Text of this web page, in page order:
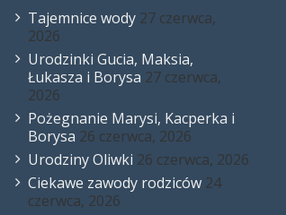
Tajemnice wody 27 czerwca,
2026
Urodzinki Gucia, Maksia,
Łukasza i Borysa 27 czerwca,
2026
Pożegnanie Marysi, Kacperka i
Borysa 26 czerwca, 2026
Urodziny Oliwki 26 czerwca, 2026
Ciekawe zawody rodziców 24
czerwca, 2026